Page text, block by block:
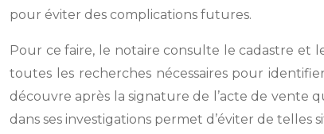
pour éviter des complications futures.
Pour ce faire, le notaire consulte le cadastre et
toutes les recherches nécessaires pour
découvre après la signature de l’acte de vente
dans ses investigations permet d’éviter de telles